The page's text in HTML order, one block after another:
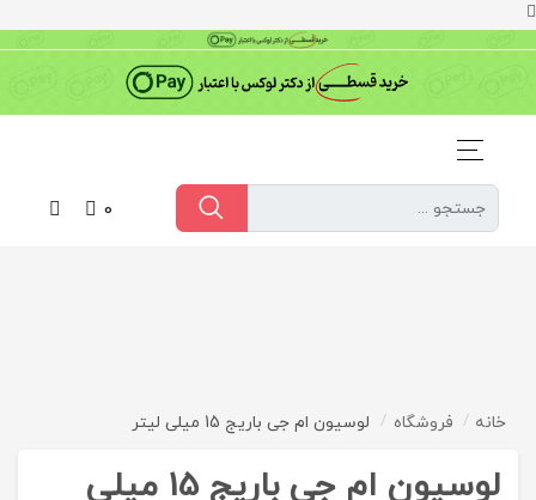
0
خانه فروشگاه لوسیون ام جی باریج 15 میلی لیتر
لوسیون ام جی باریج 15 میلی